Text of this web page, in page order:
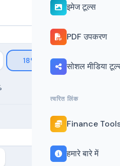
इमेज टूल्स
PDF उपकरण
सोशल मीडिया
त्वरित लिंक
Finance
हमारे बारे में
18% 40%
GST Inclusive